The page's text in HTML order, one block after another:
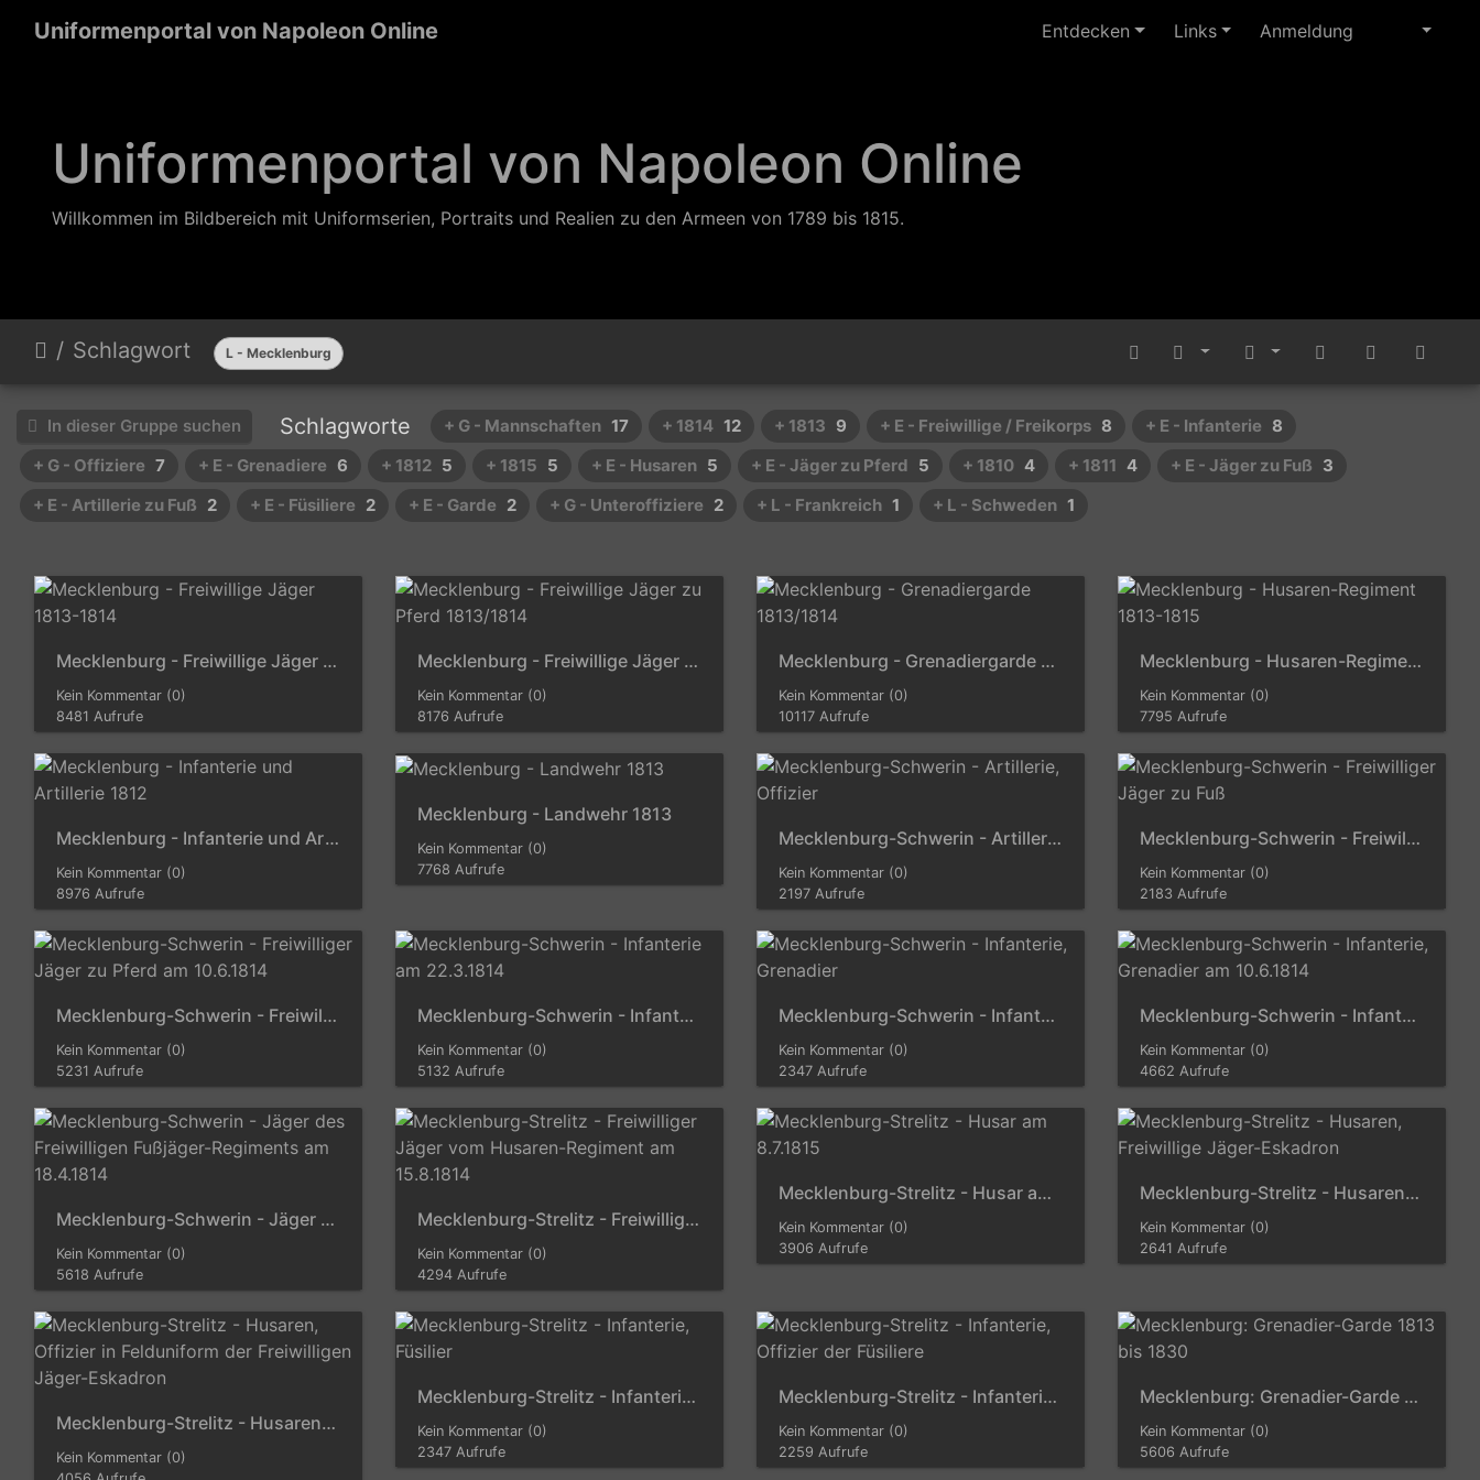
Uniformenportal von Napoleon Online Entdecken Links Anmeldung
Uniformenportal von Napoleon Online
Willkommen im Bildbereich mit Uniformserien, Portraits und Realien zu den Armeen von 1789 bis 1815.
Schlagwort L - Mecklenburg
In dieser Gruppe suchen Schlagworte + G - Mannschaften 17 + 1814 12 + 1813 9 + E - Freiwillige / Freikorps 8 + E - Infanterie 8
+ G - Offiziere 7 + E - Grenadiere 6 + 1812 5 + 1815 5 + E - Husaren 5 + E - Jäger zu Pferd 5 + 1810 4 + 1811 4 + E - Jäger zu Fuß 3
+ E - Artillerie zu Fuß 2 + E - Füsiliere 2 + E - Garde 2 + G - Unteroffiziere 2 + L - Frankreich 1 + L - Schweden 1
Mecklenburg - Freiwillige Jäger 1813-1814
Kein Kommentar (0)
8481 Aufrufe
Mecklenburg - Freiwillige Jäger zu Pferd 1813/1814
Kein Kommentar (0)
8176 Aufrufe
Mecklenburg - Grenadiergarde 1813/1814
Kein Kommentar (0)
10117 Aufrufe
Mecklenburg - Husaren-Regiment 1813-1815
Kein Kommentar (0)
7795 Aufrufe
Mecklenburg - Infanterie und Artillerie 1812
Kein Kommentar (0)
8976 Aufrufe
Mecklenburg - Landwehr 1813
Kein Kommentar (0)
7768 Aufrufe
Mecklenburg-Schwerin - Artillerie, Offizier
Kein Kommentar (0)
2197 Aufrufe
Mecklenburg-Schwerin - Freiwilliger Jäger zu Fuß
Kein Kommentar (0)
2183 Aufrufe
Mecklenburg-Schwerin - Freiwilliger Jäger zu Pferd am 10.6.1814
Kein Kommentar (0)
5231 Aufrufe
Mecklenburg-Schwerin - Infanterie am 22.3.1814
Kein Kommentar (0)
5132 Aufrufe
Mecklenburg-Schwerin - Infanterie, Grenadier
Kein Kommentar (0)
2347 Aufrufe
Mecklenburg-Schwerin - Infanterie, Grenadier am 10.6.1814
Kein Kommentar (0)
4662 Aufrufe
Mecklenburg-Schwerin - Jäger des Freiwilligen Fußjäger-Regiments am 18.4.1814
Kein Kommentar (0)
5618 Aufrufe
Mecklenburg-Strelitz - Freiwilliger Jäger vom Husaren-Regiment am 15.8.1814
Kein Kommentar (0)
4294 Aufrufe
Mecklenburg-Strelitz - Husar am 8.7.1815
Kein Kommentar (0)
3906 Aufrufe
Mecklenburg-Strelitz - Husaren, Freiwillige Jäger-Eskadron
Kein Kommentar (0)
2641 Aufrufe
Mecklenburg-Strelitz - Husaren, Offizier in Felduniform der Freiwilligen Jäger-Eskadron
Kein Kommentar (0)
Mecklenburg-Strelitz - Infanterie, Füsilier
Kein Kommentar (0)
2347 Aufrufe
Mecklenburg-Strelitz - Infanterie, Offizier der Füsiliere
Kein Kommentar (0)
2259 Aufrufe
Mecklenburg: Grenadier-Garde 1813 bis 1830
Kein Kommentar (0)
5606 Aufrufe